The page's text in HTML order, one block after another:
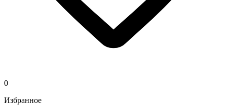
0
Избранное